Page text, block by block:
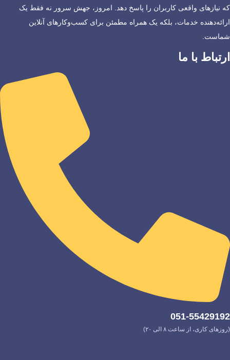
که نیازهای واقعی کاربران را پاسخ دهد. امروز، جهش سرور نه فقط یک
ارائه‌دهنده خدمات، بلکه یک همراه مطمئن برای کسب‌وکارهای آنلاین
شماست.
ارتباط با ما
051-55429192
(روزهای کاری، از ساعت ۸ الی ۲۰)